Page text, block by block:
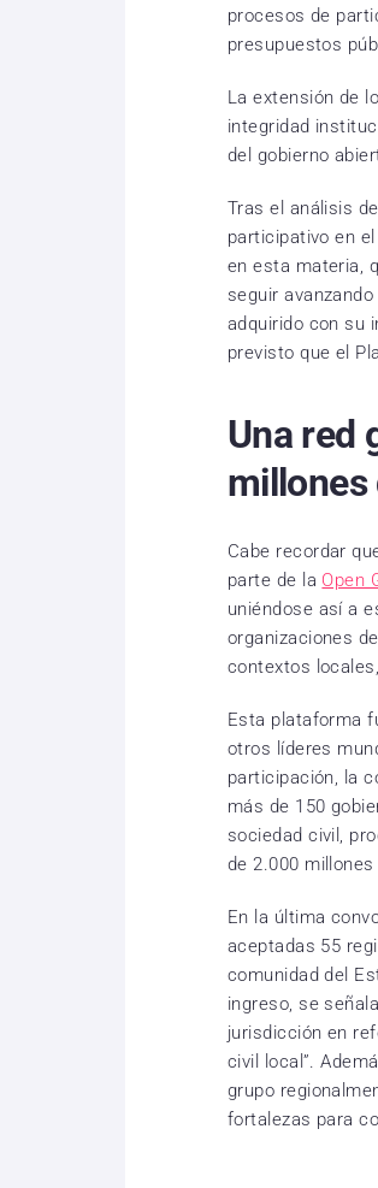
procesos de
presupuestos
La extensión de
integridad
del gobierno
Tras el análisis
participativo en
en esta materia,
seguir
adquirido con su
previsto que el
Una red
millones
Cabe recordar
parte de la Open
uniéndose así a
organizaciones
contextos
Esta plataforma
otros líderes
participación, la
más de 150
sociedad civil,
de 2.000
En la última
aceptadas 55
comunidad del
ingreso, se
jurisdicción en
civil local”.
grupo
fortalezas para